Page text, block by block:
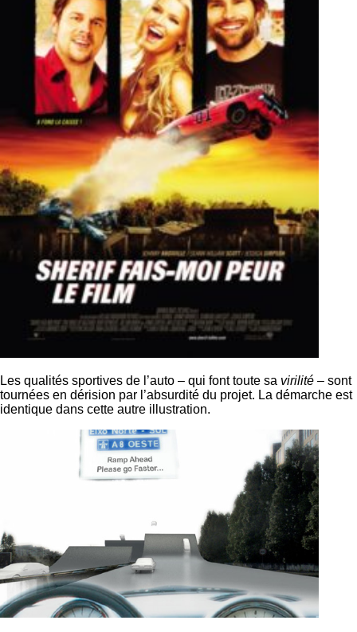
Les qualités sportives de l’auto – qui font toute sa virilité – sont
tournées en dérision par l’absurdité du projet. La démarche est
identique dans cette autre illustration.